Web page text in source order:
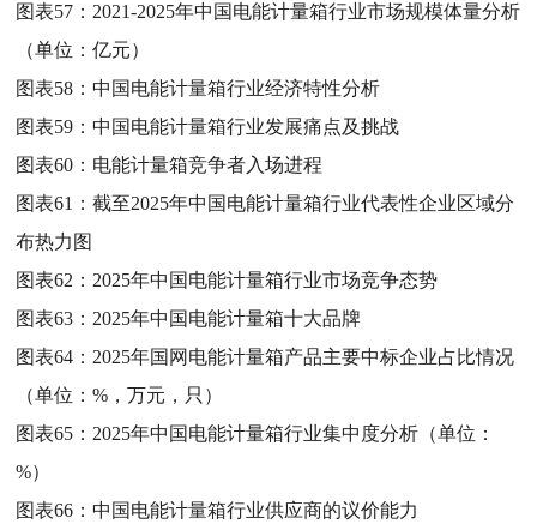
图表57： 2021-2025年中国电能计量箱行业市场规模体量分析
（单位：亿元）
图表58：中国电能计量箱行业经济特性分析
图表59：中国电能计量箱行业发展痛点及挑战
图表60： 电能计量箱竞争者入场进程
图表61：截至2025年中国电能计量箱行业代表性企业区域分
布热力图
图表62： 2025年中国电能计量箱行业市场竞争态势
图表63： 2025年中国电能计量箱十大品牌
图表64： 2025年国网电能计量箱产品主要中标企业占比情况
（单位：%，万元，只）
图表65： 2025年中国电能计量箱行业集中度分析（单位：
%）
图表66：中国电能计量箱行业供应商的议价能力